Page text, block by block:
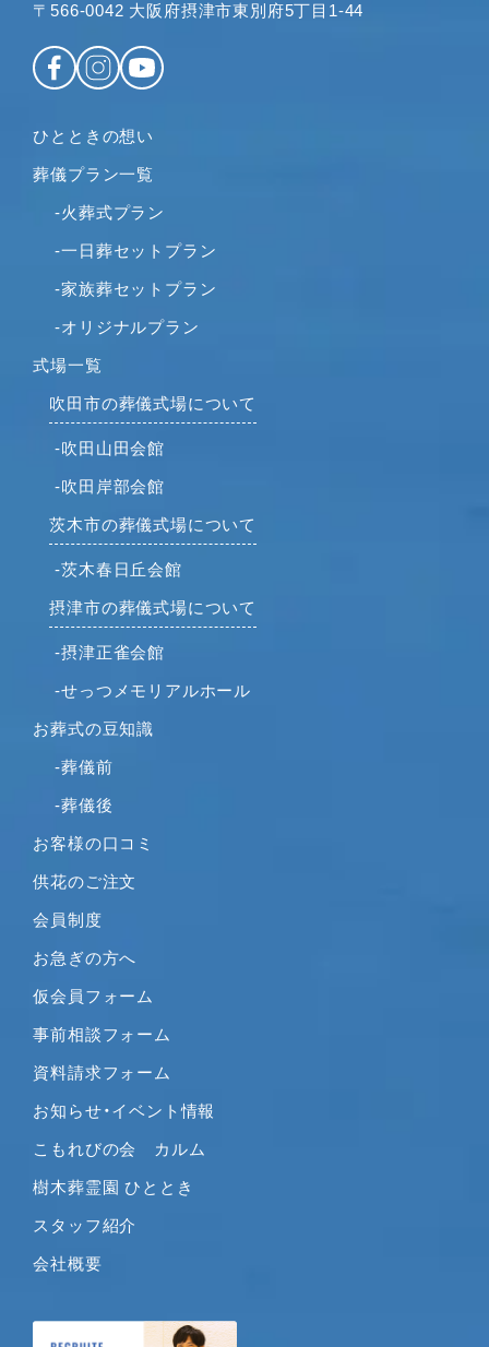
2022年11月
2022年10月
2022年8月
2022年7月
2022年6月
2022年5月
2022年1月
2021年12月
2021年11月
2021年10月
2021年9月
2021年8月
2021年7月
2021年6月
2021年5月
2021年4月
2021年1月
2020年12月
2020年11月
2020年8月
2020年7月
2020年6月
2020年3月
2020年2月
2020年1月
2019年10月
2019年9月
2019年8月
2019年4月
〒566-0042 大阪府摂津市東別府5丁目1-44
ひとときの想い
葬儀プラン一覧
-火葬式プラン
-一日葬セットプラン
-家族葬セットプラン
-オリジナルプラン
式場一覧
吹田市の葬儀式場について
-吹田山田会館
-吹田岸部会館
茨木市の葬儀式場について
-茨木春日丘会館
摂津市の葬儀式場について
-摂津正雀会館
-せっつメモリアルホール
お葬式の豆知識
-葬儀前
-葬儀後
お客様の口コミ
供花のご注文
会員制度
お急ぎの方へ
仮会員フォーム
事前相談フォーム
資料請求フォーム
お知らせ・イベント情報
こもれびの会 カルム
樹木葬霊園 ひととき
スタッフ紹介
会社概要